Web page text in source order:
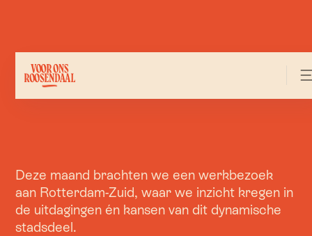
Deze maand brachten we een werkbezoek
aan Rotterdam-Zuid, waar we inzicht kregen in
de uitdagingen én kansen van dit dynamische
stadsdeel.